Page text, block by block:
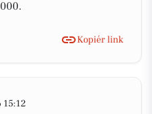
Kopiér link